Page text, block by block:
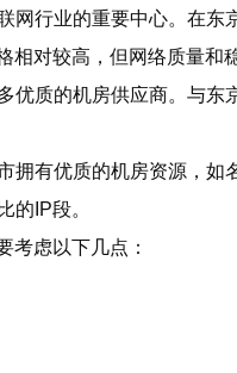
网行业的重要中心。在
对较高，但网络质量和
优质的机房供应商。与
拥有优质的机房资源，
的IP段。
考虑以下几点：